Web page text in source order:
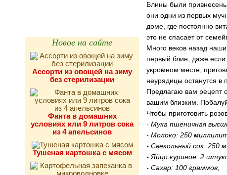
Новое на сайте
Ассорти из овощей на зиму
без стерилизации
Фанта в домашних
условиях или 9 литров сока
из 4 апельсинов
Тушеная картошка с мясом
Блины были
они одни из первых
доме, где постоянно
это не спасает от
Много веков назад
первый блин, даже
укромном месте,
неурядицы останутся в
Предлагаю вам рецепт
вашим близким.
Чтобы приготовить
- Мука пшеничная
- Молоко: 250
- Свекольный сок: 250
- Яйцо куриное: 2
- Сахар: 100 граммов;